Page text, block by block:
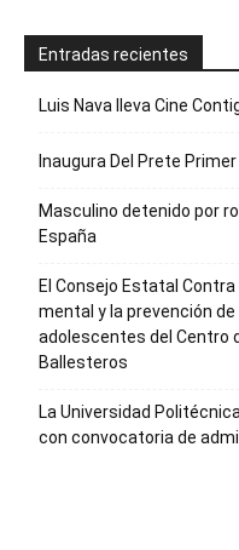
Entradas recientes
Luis Nava lleva Cine
Inaugura Del Prete
Masculino detenido por
España
El Consejo Estatal
mental y la prevención
adolescentes del Centro
Ballesteros
La Universidad
con convocatoria de